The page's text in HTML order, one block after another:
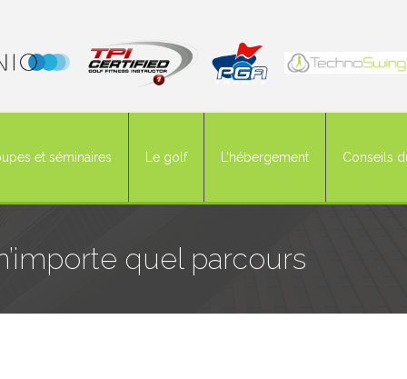
et séminaires Le golf L’hébergement Conseils
quel parcours